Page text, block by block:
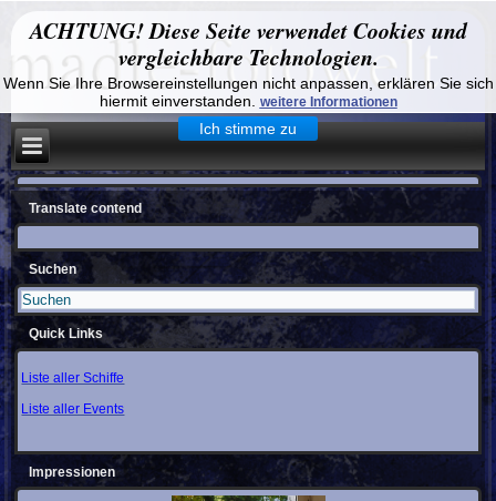
ACHTUNG! Diese Seite verwendet Cookies und
vergleichbare Technologien.
Wenn Sie Ihre Browsereinstellungen nicht anpassen, erklären Sie sich
hiermit einverstanden.
weitere Informationen
Ich stimme zu
Translate contend
Suchen
Quick Links
Liste aller Schiffe
Liste aller Events
Impressionen